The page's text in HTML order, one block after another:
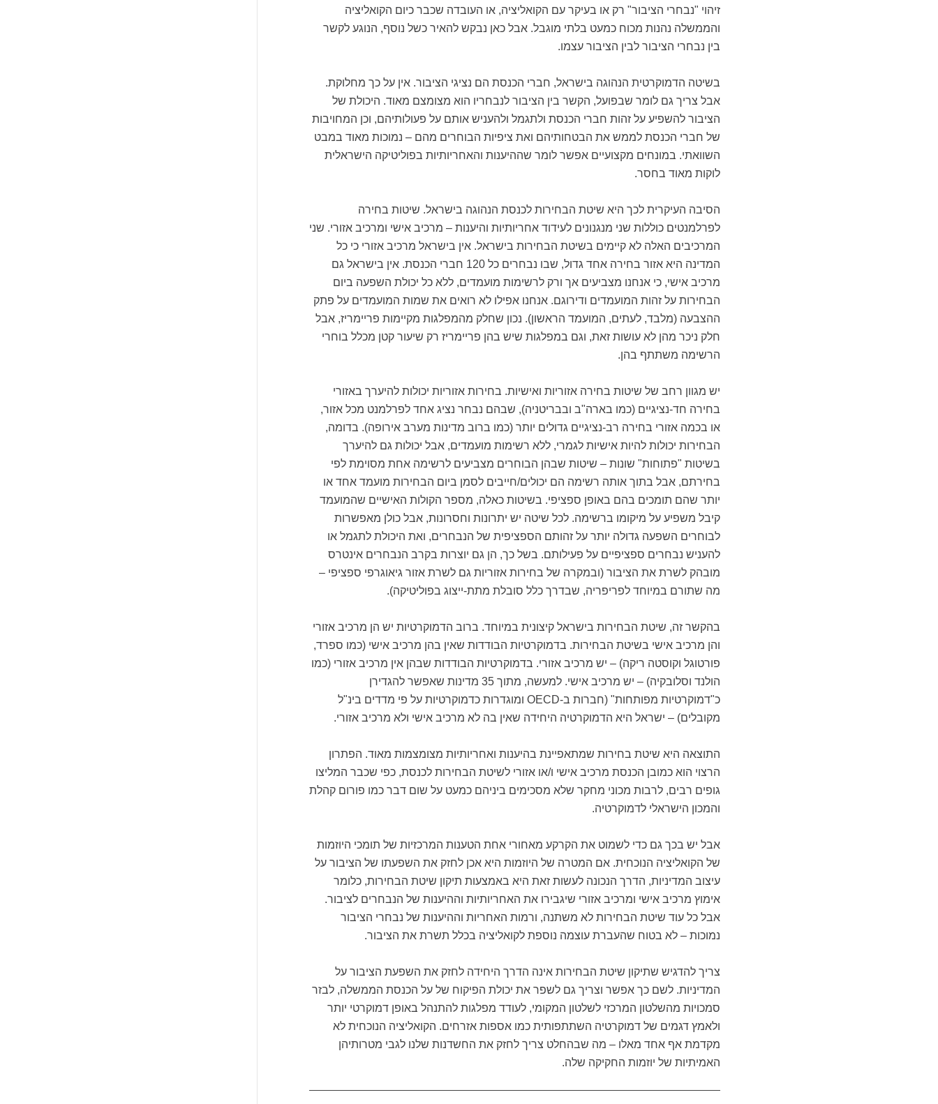
זיהוי "נבחרי הציבור" רק או בעיקר עם הקואליציה, או העובדה שכבר כיום הקואליציה
והממשלה נהנות מכוח כמעט בלתי מוגבל. אבל כאן נבקש להאיר כשל נוסף, הנוגע לקשר
בין נבחרי הציבור לבין הציבור עצמו.
בשיטה הדמוקרטית הנהוגה בישראל, חברי הכנסת הם נציגי הציבור. אין על כך מחלוקת.
אבל צריך גם לומר שבפועל, הקשר בין הציבור לנבחריו הוא מצומצם מאוד. היכולת של
הציבור להשפיע על זהות חברי הכנסת ולתגמל ולהעניש אותם על פעולותיהם, וכן המחויבות
של חברי הכנסת לממש את הבטחותיהם ואת ציפיות הבוחרים מהם – נמוכות מאוד במבט
השוואתי. במונחים מקצועיים אפשר לומר שההיענות והאחריותיות בפוליטיקה הישראלית
לוקות מאוד בחסר.
הסיבה העיקרית לכך היא שיטת הבחירות לכנסת הנהוגה בישראל. שיטות בחירה
לפרלמנטים כוללות שני מנגנונים לעידוד אחריותיות והיענות – מרכיב אישי ומרכיב אזורי. שני
המרכיבים האלה לא קיימים בשיטת הבחירות בישראל. אין בישראל מרכיב אזורי כי כל
המדינה היא אזור בחירה אחד גדול, שבו נבחרים כל 120 חברי הכנסת. אין בישראל גם
מרכיב אישי, כי אנחנו מצביעים אך ורק לרשימות מועמדים, ללא כל יכולת השפעה ביום
הבחירות על זהות המועמדים ודירוגם. אנחנו אפילו לא רואים את שמות המועמדים על פתק
ההצבעה (מלבד, לעתים, המועמד הראשון). נכון שחלק מהמפלגות מקיימות פריימריז, אבל
חלק ניכר מהן לא עושות זאת, וגם במפלגות שיש בהן פריימריז רק שיעור קטן מכלל בוחרי
הרשימה משתתף בהן.
יש מגוון רחב של שיטות בחירה אזוריות ואישיות. בחירות אזוריות יכולות להיערך באזורי
בחירה חד-נציגיים (כמו בארה"ב ובבריטניה), שבהם נבחר נציג אחד לפרלמנט מכל אזור,
או בכמה אזורי בחירה רב-נציגיים גדולים יותר (כמו ברוב מדינות מערב אירופה). בדומה,
הבחירות יכולות להיות אישיות לגמרי, ללא רשימות מועמדים, אבל יכולות גם להיערך
בשיטות "פתוחות" שונות – שיטות שבהן הבוחרים מצביעים לרשימה אחת מסוימת לפי
בחירתם, אבל בתוך אותה רשימה הם יכולים/חייבים לסמן ביום הבחירות מועמד אחד או
יותר שהם תומכים בהם באופן ספציפי. בשיטות כאלה, מספר הקולות האישיים שהמועמד
קיבל משפיע על מיקומו ברשימה. לכל שיטה יש יתרונות וחסרונות, אבל כולן מאפשרות
לבוחרים השפעה גדולה יותר על זהותם הספציפית של הנבחרים, ואת היכולת לתגמל או
להעניש נבחרים ספציפיים על פעילותם. בשל כך, הן גם יוצרות בקרב הנבחרים אינטרס
מובהק לשרת את הציבור (ובמקרה של בחירות אזוריות גם לשרת אזור גיאוגרפי ספציפי –
מה שתורם במיוחד לפריפריה, שבדרך כלל סובלת מתת-ייצוג בפוליטיקה).
בהקשר זה, שיטת הבחירות בישראל קיצונית במיוחד. ברוב הדמוקרטיות יש הן מרכיב אזורי
והן מרכיב אישי בשיטת הבחירות. בדמוקרטיות הבודדות שאין בהן מרכיב אישי (כמו ספרד,
פורטוגל וקוסטה ריקה) – יש מרכיב אזורי. בדמוקרטיות הבודדות שבהן אין מרכיב אזורי (כמו
הולנד וסלובקיה) – יש מרכיב אישי. למעשה, מתוך 35 מדינות שאפשר להגדירן
כ"דמוקרטיות מפותחות" (חברות ב-OECD ומוגדרות כדמוקרטיות על פי מדדים בינ"ל
מקובלים) – ישראל היא הדמוקרטיה היחידה שאין בה לא מרכיב אישי ולא מרכיב אזורי.
התוצאה היא שיטת בחירות שמתאפיינת בהיענות ואחריותיות מצומצמות מאוד. הפתרון
הרצוי הוא כמובן הכנסת מרכיב אישי ו/או אזורי לשיטת הבחירות לכנסת, כפי שכבר המליצו
גופים רבים, לרבות מכוני מחקר שלא מסכימים ביניהם כמעט על שום דבר כמו פורום קהלת
והמכון הישראלי לדמוקרטיה.
אבל יש בכך גם כדי לשמוט את הקרקע מאחורי אחת הטענות המרכזיות של תומכי היוזמות
של הקואליציה הנוכחית. אם המטרה של היוזמות היא אכן לחזק את השפעתו של הציבור על
עיצוב המדיניות, הדרך הנכונה לעשות זאת היא באמצעות תיקון שיטת הבחירות, כלומר
אימוץ מרכיב אישי ומרכיב אזורי שיגבירו את האחריותיות וההיענות של הנבחרים לציבור.
אבל כל עוד שיטת הבחירות לא משתנה, ורמות האחריות וההיענות של נבחרי הציבור
נמוכות – לא בטוח שהעברת עוצמה נוספת לקואליציה בכלל תשרת את הציבור.
צריך להדגיש שתיקון שיטת הבחירות אינה הדרך היחידה לחזק את השפעת הציבור על
המדיניות. לשם כך אפשר וצריך גם לשפר את יכולת הפיקוח של על הכנסת הממשלה, לבזר
סמכויות מהשלטון המרכזי לשלטון המקומי, לעודד מפלגות להתנהל באופן דמוקרטי יותר
ולאמץ דגמים של דמוקרטיה השתתפותית כמו אספות אזרחים. הקואליציה הנוכחית לא
מקדמת אף אחד מאלו – מה שבהחלט צריך לחזק את החשדנות שלנו לגבי מטרותיהן
האמיתיות של יוזמות החקיקה שלה.